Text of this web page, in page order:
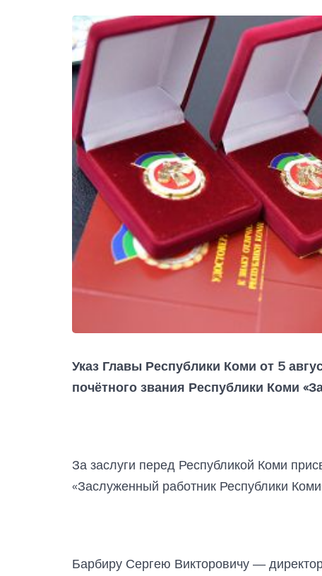
Указ Главы Республики Коми от 5
почётного звания Республики Коми
За заслуги перед Республикой Коми
«Заслуженный работник Республики
Барбиру Сергею Викторовичу —